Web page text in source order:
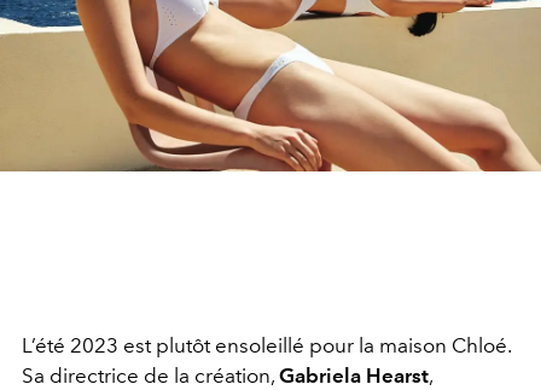
L’été 2023 est plutôt ensoleillé pour la maison Chloé.
Sa directrice de la création, Gabriela Hearst,